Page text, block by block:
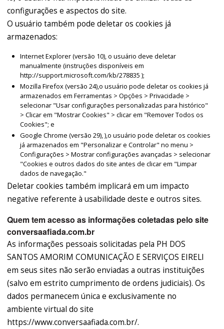
configurações e aspectos do site.
O usuário também pode deletar os cookies já
armazenados:
Internet Explorer (versão 10), o usuário deve deletar
manualmente (instruções disponíveis em
http://support.microsoft.com/kb/278835 );
Mozilla Firefox (versão 24),o usuário pode deletar os cookies já
armazenados em Ferramentas > Opções > Privacidade >
selecionar "Usar configurações personalizadas para histórico"
> Clicar em "Mostrar Cookies" > clicar em "Remover Todos os
Cookies"; e
Google Chrome (versão 29), ),o usuário pode deletar os cookies
já armazenados em "Personalizar e Controlar" no menu >
Configurações > Mostrar configurações avançadas > selecionar
"Cookies e outros dados do site antes de clicar em "Limpar
dados de navegação."
Deletar cookies também implicará em um impacto
negative referente à usabilidade deste e outros sites.
Quem tem acesso as informações coletadas pelo site
conversaafiada.com.br
As informações pessoais solicitadas pela PH DOS
SANTOS AMORIM COMUNICAÇÃO E SERVIÇOS EIRELI
em seus sites não serão enviadas a outras instituições
(salvo em estrito cumprimento de ordens judiciais). Os
dados permanecem única e exclusivamente no
ambiente virtual do site
https://www.conversaafiada.com.br/.